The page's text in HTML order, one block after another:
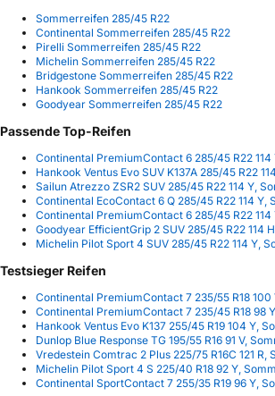
Sommerreifen 285/45 R22
Continental Sommerreifen 285/45 R22
Pirelli Sommerreifen 285/45 R22
Michelin Sommerreifen 285/45 R22
Bridgestone Sommerreifen 285/45 R22
Hankook Sommerreifen 285/45 R22
Goodyear Sommerreifen 285/45 R22
Passende Top-Reifen
Continental PremiumContact 6 285/45 R22
Hankook Ventus Evo SUV K137A 285/45 R22
Sailun Atrezzo ZSR2 SUV 285/45 R22 114 Y,
Continental EcoContact 6 Q 285/45 R22 114 Y,
Continental PremiumContact 6 285/45 R22
Goodyear EfficientGrip 2 SUV 285/45 R22 114
Michelin Pilot Sport 4 SUV 285/45 R22 114 Y,
Testsieger Reifen
Continental PremiumContact 7 235/55 R18
Continental PremiumContact 7 235/45 R18 98
Hankook Ventus Evo K137 255/45 R19 104 Y,
Dunlop Blue Response TG 195/55 R16 91 V,
Vredestein Comtrac 2 Plus 225/75 R16C 121 R,
Michelin Pilot Sport 4 S 225/40 R18 92 Y,
Continental SportContact 7 255/35 R19 96 Y,